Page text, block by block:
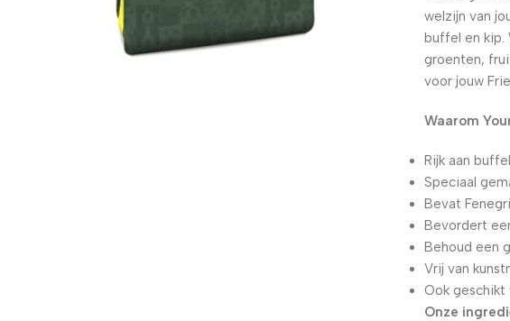
welzijn van
buffel en
groenten,
voor jouw
Waarom
Rijk aan
Speciaal
Bevat
Bevordert
Behoud een
Vrij van
Ook
Onze